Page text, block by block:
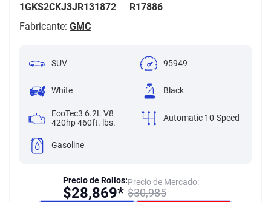
1GKS2CKJ3JR131872
R17886
Fabricante: GMC
SUV 95949
White Black
EcoTec3 6.2L V8
420hp 460ft. lbs.
Automatic 10-Speed
Gasoline
Precio de Mercado:
$30,985
Precio de Rollos:
$28,869*